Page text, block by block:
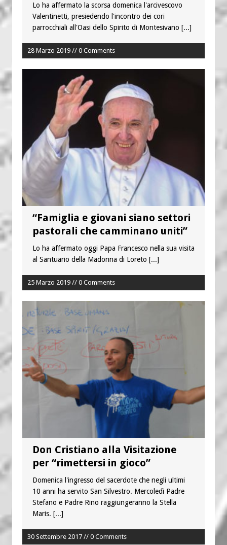
Lo ha affermato la scorsa domenica l'arcivescovo
Valentinetti, presiedendo l'incontro dei cori
parrocchiali all'Oasi dello Spirito di Montesivano [...]
28 Marzo 2019 // 0 Comments
“Famiglia e giovani siano settori
pastorali che camminano uniti”
Lo ha affermato oggi Papa Francesco nella sua visita
al Santuario della Madonna di Loreto [...]
25 Marzo 2019 // 0 Comments
Don Cristiano alla Visitazione
per “rimettersi in gioco”
Domenica l'ingresso del sacerdote che negli ultimi
10 anni ha servito San Silvestro. Mercoledì Padre
Stefano e Padre Rino raggiungeranno la Stella
Maris. [...]
30 Settembre 2017 // 0 Comments